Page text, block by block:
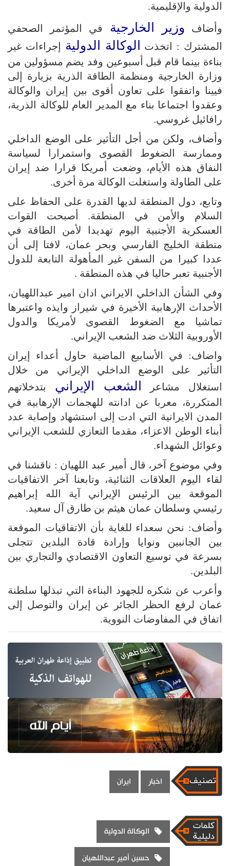
الدولية والإقليمية.
وأضاف وزير الخارجية في المؤتمر الصحفي
المشترك : اتخذت
الوكالة الدولية إجراءات غير
بناءة بينما قام قبل أسبوعين وفد يضم مسؤولين من
وزارة الخارجية ومنظمة الطاقة الذرية بزيارة إلى
فيينا واتفقوا على تعاون أقوى بين إيران والوكالة
وعقدوا اجتماعا بناء مع المدير العام للوكالة الذرية،
رافائيل غروسي.
وأضاف، ولكن من أجل التأثير على الوضع الداخلي
وممارسة الضغوط القصوى واستمرارا لسياسة
النفاق هذه الأيام، وضعت أمريكا قرارا ضد إيران
على الطاولة واستغلت الوكالة مرة أخرى.
وتابع، دول المنطقة لديها القدرة على الحفاظ على
السلام والأمن في المنطقة. أصبحت القوات
العسكرية الأجنبية اليوم تهديدا لأمن الطاقة في
منطقة الخليج الفارسي وبحر عمان، لافتا إلى أن
عددا كبيرا من السفن غير المأهولة التابعة للدول
الأجنبية تعبر حاليا في هذه المنطقة .
وفي الشأن الداخلي الايراني ادان امير عبداللهيان،
الأحداث الإرهابية الأخيرة في شيراز وايذه واعتبرها
تماشيا مع الضغوط القصوى لأمريكا والدول
الأوروبية الثلاث ضد الشعب الإيراني.
واضاف: في الأسابيع الماضية حاول أعداء إيران
التأثير على الوضع الداخلي الإيراني من خلال
استغلال مشاعر
الشعب الإيراني بتدخلاتهم
المتكررة، معربا عن ادانته للهجمات الإرهابية في
المدن الايرانية التي ادت إلى استشهاد وإصابة عدد
أبناء الوطن الاعزاء، مقدما التعازي للشعب الإيراني
وعوائل الشهداء.
وفي موضوع آخر، قال أمير عبد اللهيان : ناقشنا في
لقاء اليوم العلاقات الثنائية، وتابعنا آخر الاتفاقيات
الموقعة بين الرئيس الإيراني آية الله إبراهيم
رئيسي وسلطان عمان هيثم بن طارق آل سعيد.
وأضاف: نحن سعداء للغاية بأن الاتفاقيات الموقعة
بين الجانبين ونوايا وإرادة قادة البلدين تتجلى
بسرعة في توسيع التعاون الاقتصادي والتجاري بين
البلدين.
وأعرب عن شكره للجهود البناءة التي تبذلها سلطنة
عمان لرفع الحظر الجائر عن إيران والتوصل إلى
اتفاق في المفاوضات النووية.
اخبار ايران
الوكالة الدولية
حسين أمير عبداللهيان